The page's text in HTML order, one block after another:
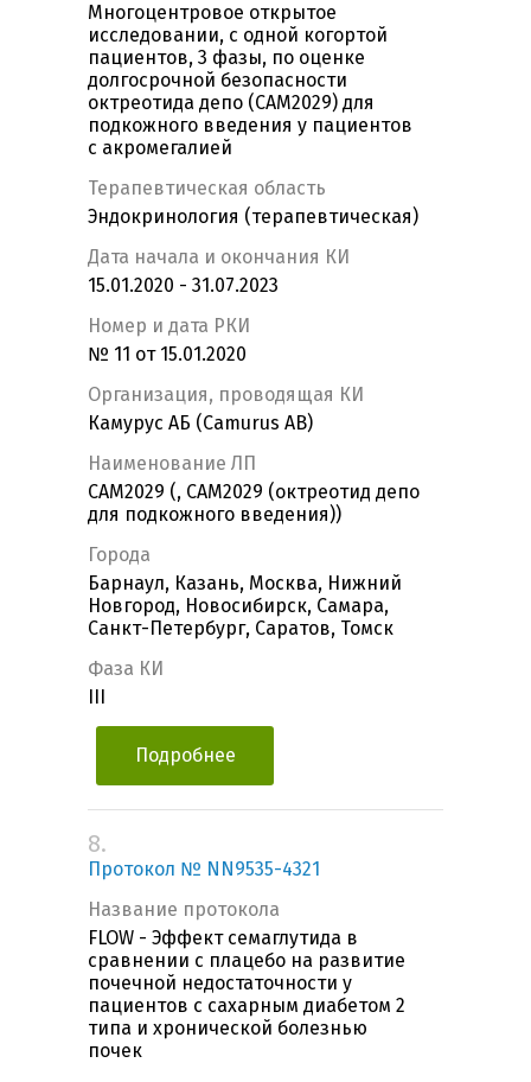
Многоцентровое открытое
исследовании, с одной когортой
пациентов, 3 фазы, по оценке
долгосрочной безопасности
октреотида депо (CAM2029) для
подкожного введения у пациентов
с акромегалией
Терапевтическая область
Эндокринология (терапевтическая)
Дата начала и окончания КИ
15.01.2020 - 31.07.2023
Номер и дата РКИ
№ 11 от 15.01.2020
Организация, проводящая КИ
Камурус АБ (Camurus AB)
Наименование ЛП
CAM2029 (, САМ2029 (октреотид депо
для подкожного введения))
Города
Барнаул, Казань, Москва, Нижний
Новгород, Новосибирск, Самара,
Санкт-Петербург, Саратов, Томск
Фаза КИ
Подробнее
8.
Протокол № NN9535-4321
Название протокола
FLOW - Эффект семаглутида в
сравнении с плацебо на развитие
почечной недостаточности у
пациентов с сахарным диабетом 2
типа и хронической болезнью
почек